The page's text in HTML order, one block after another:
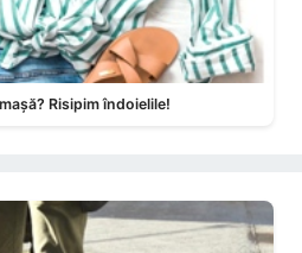
Risipim îndoielile!